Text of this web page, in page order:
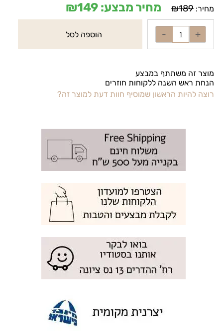
מחיר: ₪189 מחיר מבצע: ₪149
הוספה לסל
מוצר זה משתתף במבצע
הנחת ראש השנה ללקוחות חוזרים
רוצה להיות הראשון שמוסיף חוות דעת למוצר זה?